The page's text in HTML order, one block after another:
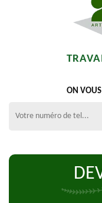
ON VOUS